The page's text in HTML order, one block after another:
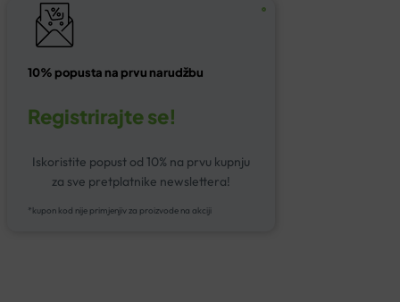
10% popusta na prvu narudžbu
Registrirajte se!
Iskoristite popust od 10% na prvu kupnju
za sve pretplatnike newslettera!
*kupon kod nije primjenjiv za proizvode na akciji